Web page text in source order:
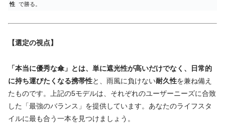
性 で勝る。
【選定の視点】
「本当に優秀な傘」とは、単に遮光性が高いだけでなく、日常的
に持ち運びたくなる携帯性と、雨風に負けない耐久性を兼ね備え
たものです。上記の5モデルは、それぞれのユーザーニーズに合致
した「最強のバランス」を提供しています。あなたのライフスタ
イルに最も合う一本を見つけましょう。